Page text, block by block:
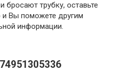
бросают трубку, оставьте
и Вы поможете другим
информации.